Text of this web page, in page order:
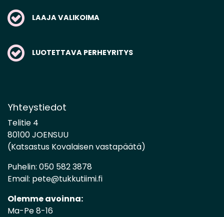
LAAJA VALIKOIMA
LUOTETTAVA PERHEYRITYS
Yhteystiedot
Telitie 4
80100 JOENSUU
(Katsastus Kovalaisen vastapäätä)
Puhelin: 050 582 3878
Email: pete@tukkutiimi.fi
Olemme avoinna:
Ma-Pe 8-16